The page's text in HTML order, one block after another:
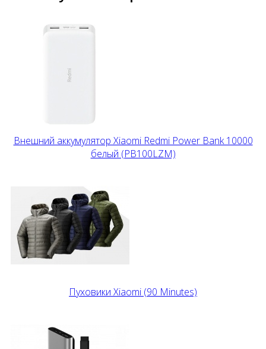
Внешний аккумулятор Xiaomi Redmi Power Bank 10000
белый (PB100LZM)
Пуховики Xiaomi (90 Minutes)